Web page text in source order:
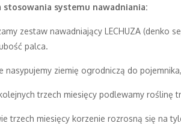
stosowania systemu nawadniania:
zestaw nawadniający LECHUZA (denko
palca.
nasypujemy ziemię ogrodniczą do
trzech miesięcy podlewamy roślinę
trzech miesięcy korzenie rozrosną się na